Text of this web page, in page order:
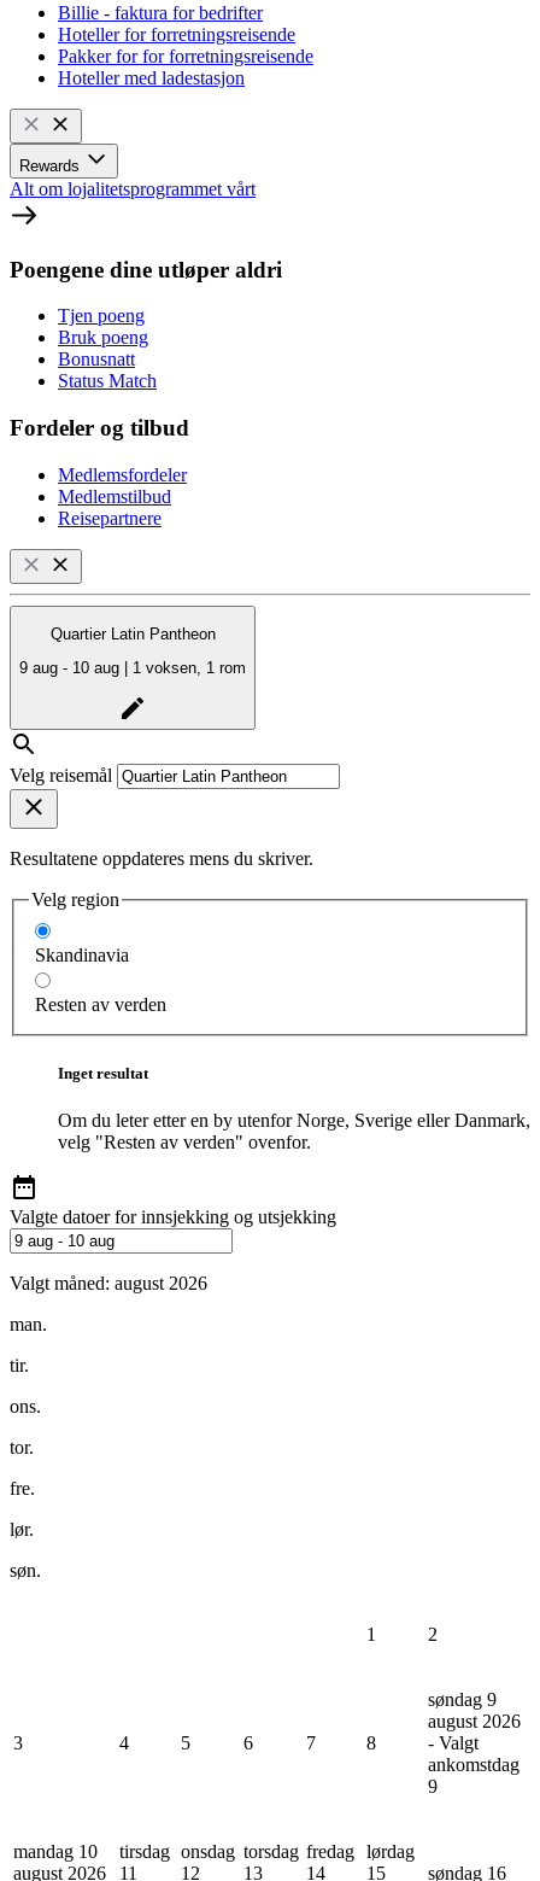
Billie - faktura for bedrifter
Hoteller for forretningsreisende
Pakker for for forretningsreisende
Hoteller med ladestasjon
Rewards
Alt om lojalitetsprogrammet vårt
Poengene dine utløper aldri
Tjen poeng
Bruk poeng
Bonusnatt
Status Match
Fordeler og tilbud
Medlemsfordeler
Medlemstilbud
Reisepartnere
Quartier Latin Pantheon
9 aug - 10 aug | 1 voksen, 1 rom
Velg reisemål
Resultatene oppdateres mens du skriver.
Velg region
Skandinavia
Resten av verden
Inget resultat
Om du leter etter en by utenfor Norge, Sverige eller Danmark,
velg "Resten av verden" ovenfor.
Valgte datoer for innsjekking og utsjekking
Valgt måned: august 2026
man.
tir.
ons.
tor.
fre.
lør.
søn.
1 2
3 4 5 6 7 8
søndag 9
august 2026
- Valgt
ankomstdag
9
mandag 10
august 2026
tirsdag
11
onsdag
12
torsdag
13
fredag
14
lørdag
15
søndag 16